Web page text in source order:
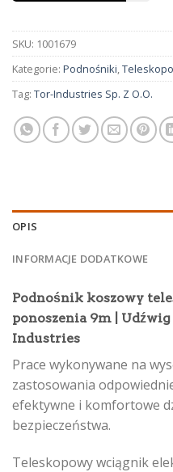
SKU: 1001679
Kategorie: Podnośniki,
Tag: Tor-Industries Sp. Z O.O.
OPIS
INFORMACJE DODATKOWE
Podnośnik koszowy
ponoszenia 9m |
Industries
Prace wykonywane na
zastosowania
efektywne i komfortowe
bezpieczeństwa.
Teleskopowy wciągnik